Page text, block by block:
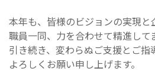
本年も、皆様のビジョンの実現と
職員一同、力を合わせて精進して
引き続き、変わらぬご支援とご指
よろしくお願い申し上げます。